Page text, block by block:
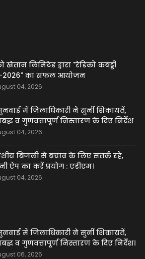
खेतान लिमिटेड द्वारा "रेडिको कबड्डी
का सफल आयोजन
04, 2026
में जिलाधिकारी ने सुनीं शिकायतें,
व गुणवत्तापूर्ण निस्तारण के दिए निर्देश
04, 2026
बिजली से बचाव के लिए सतर्क रहें,
ऐप का करें प्रयोग : एडीएम।
04, 2026
में जिलाधिकारी ने सुनीं शिकायतें,
व गुणवत्तापूर्ण निस्तारण के दिए निर्देश।
06, 2026